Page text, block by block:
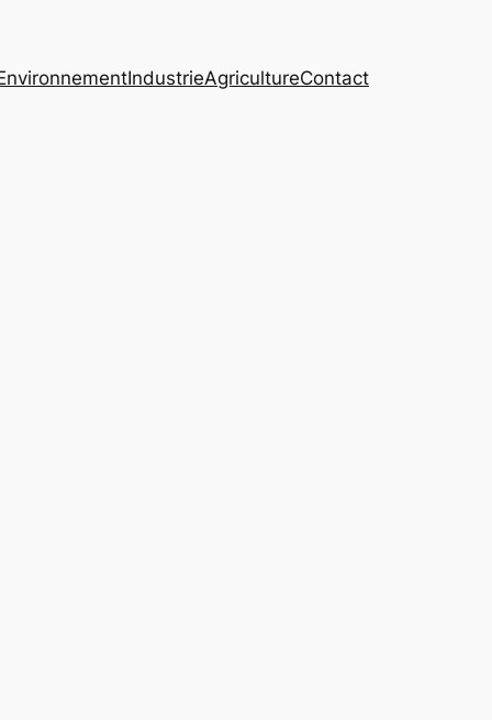
IndustrieAgricultureContact